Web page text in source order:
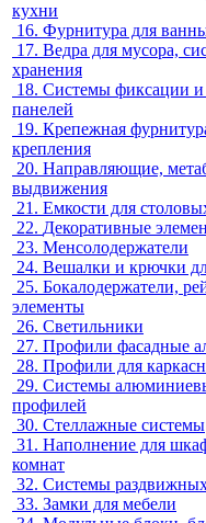
кухни
16. Фурнитура для
17. Ведра для мусора,
хранения
18. Системы фиксации и
панелей
19. Крепежная
крепления
20. Направляющие,
выдвижения
21. Емкости для
22. Декоративные
23. Менсолодержатели
24. Вешалки и крючки
25. Бокалодержатели,
элементы
26. Светильники
27. Профили фасадные
28. Профили для
29. Системы
профилей
30. Стеллажные системы
31. Наполнение для
комнат
32. Системы
33. Замки для мебели